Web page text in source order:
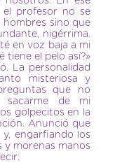
profesor no se
sino que
nigérrima.
en voz baja a mi
tiene el pelo así?»
La personalidad
misteriosa y
que no
sacarme de mi
golpecitos en la
Anunció que
engarfiando los
y morenas manos